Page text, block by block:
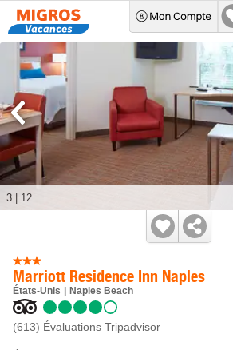
Marriott Residence Inn Naples
États-Unis Naples Beach
(613) Évaluations Tripadvisor
3 12